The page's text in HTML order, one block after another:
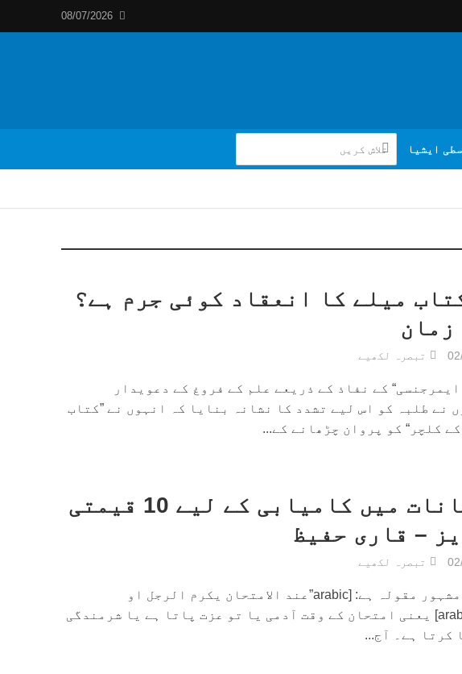
08/07/2026
ایشیا
میلے کا انعقاد کوئی جرم ہے؟
زمان
تبصرہ لکھیے
ایمرجنسی“ کے نفاذ کے ذریعے علم کے فروغ کے دعویدار
نے طلبہ کو اس لیے تشدد کا نشانہ بنایا کہ انہوں نے ”کتاب
کلچر“ کو پروان چڑھانے کے...
امتحانات میں کامیابی کے لیے 10 قیمتی
– قاری حفیظ
تبصرہ لکھیے
عربی کا مشہور مقولہ ہے: [arabic”عند الامتحان یکرم الرجل او
یھان”[/arabic] یعنی امتحان کے وقت آدمی یا تو عزت پاتا ہے یا شرمندگی
کرتا ہے۔ آج...